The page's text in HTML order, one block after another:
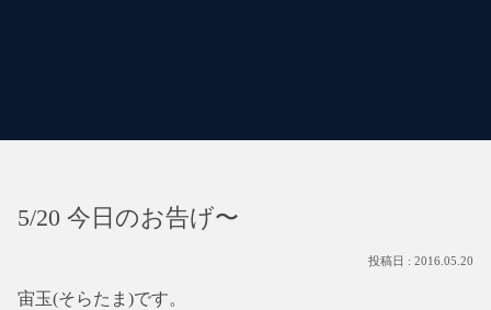
5/20 今日のお告げ〜
2016.05.20
宙玉(そらたま)です。